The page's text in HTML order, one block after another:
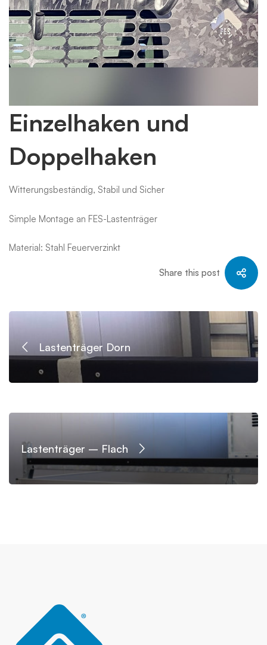
Einzelhaken
und
Doppelhaken
Einzelhaken und
Doppelhaken
Witterungsbeständig, Stabil und Sicher
Simple Montage an FES-Lastenträger
Material: Stahl Feuerverzinkt
Share this post
Lastenträger Dorn
Lastenträger – Flach